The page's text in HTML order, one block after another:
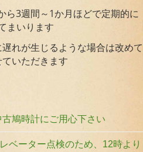
ら3週間～1か月ほどで定期的に
まいります
れが生じるような場合は改めて
いただきます
鳩時計にご用心下さい
ベーター点検のため、12時より